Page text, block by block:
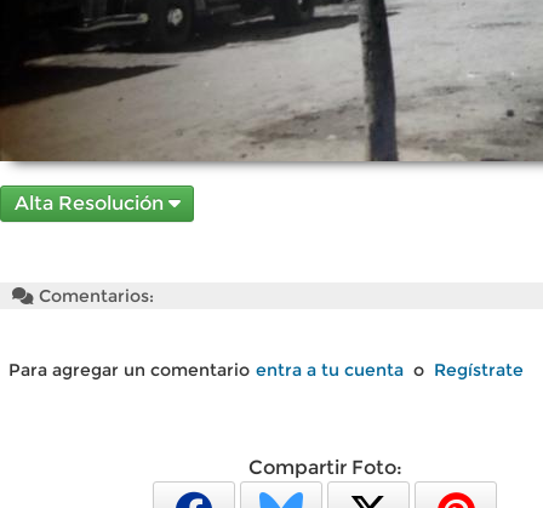
Alta Resolución
Comentarios:
Para agregar un comentario entra a tu cuenta o Regístrate
Compartir Foto: